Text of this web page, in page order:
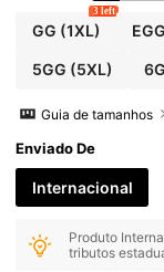
GG (1XL)
3 left
EGG
5GG (5XL)
Guia de tamanhos
Enviado De
Internacional
Produto
tributos